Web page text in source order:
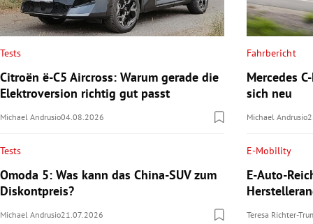
Tests
Citroën ë-C5 Aircross: Warum gerade die
Elektroversion richtig gut passt
Michael Andrusio04.08.2026
Tests
Omoda 5: Was kann das China-SUV zum
Diskontpreis?
Michael Andrusio21.07.2026
Fahrbericht
Mercedes
sich neu
Michael Andrusio
E-Mobility
E-Auto-
Teresa Richter-